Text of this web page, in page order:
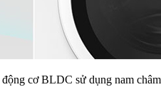
cơ BLDC sử dụng nam